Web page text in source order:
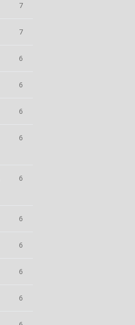
7
7
6
6
6
6
6
6
6
6
6